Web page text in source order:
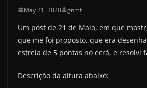
May 21, 2020 gnmf
Um post de 21 de Maio, em que
que me foi proposto, que era
estrela de 5 pontas no ecrã, e resolvi
Descrição da altura abaixo: